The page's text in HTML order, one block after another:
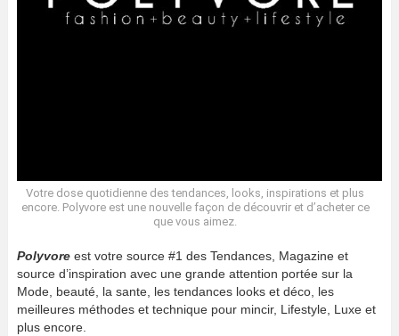
Votre dose quotidienne des tendances, looks, inspirations et plus
encore. Polyvore est une nouvelle façon de découvrir et d’acheter ce
que vous aimez.
Polyvore est votre source #1 des Tendances, Magazine et
source d’inspiration avec une grande attention portée sur la
Mode, beauté, la sante, les tendances looks et déco, les
meilleures méthodes et technique pour mincir, Lifestyle, Luxe et
plus encore.